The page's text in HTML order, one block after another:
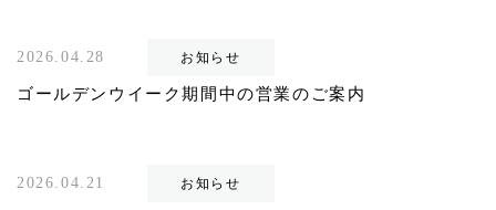
2026.04.28 お知らせ
ゴールデンウイーク期間中の営業のご案内
2026.04.21 お知らせ